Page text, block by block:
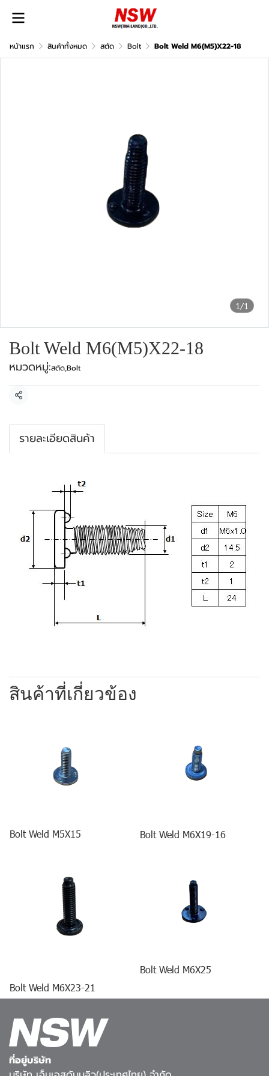
หน้าแรก สินค้าทั้งหมด สตัด Bolt Bolt Weld M6(M5)X22-18
1/1
Bolt Weld M6(M5)X22-18
หมวดหมู่:สตัด,Bolt
แชร์
รายละเอียดสินค้า
สินค้าที่เกี่ยวข้อง
Bolt Weld M5X15 Bolt Weld M6X19-16
Bolt Weld M6X23-21
Bolt Weld M6X25
ที่อยู่บริษัท